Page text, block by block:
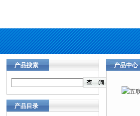
产品搜索
产品目录
产品中心